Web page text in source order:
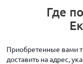
Где
Приобретенные вами
доставить на адрес,